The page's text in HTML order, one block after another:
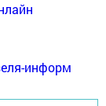
информ